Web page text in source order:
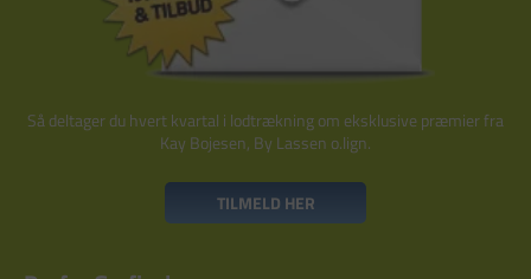
Så deltager du hvert kvartal i lodtrækning om eksklusive præmier fra
Kay Bojesen, By Lassen o.lign.
TILMELD HER